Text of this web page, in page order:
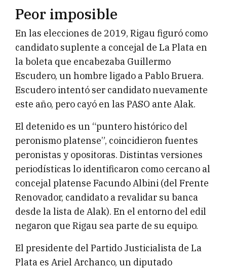
Peor imposible
En las elecciones de 2019, Rigau figuró como
candidato suplente a concejal de La Plata en
la boleta que encabezaba Guillermo
Escudero, un hombre ligado a Pablo Bruera.
Escudero intentó ser candidato nuevamente
este año, pero cayó en las PASO ante Alak.
El detenido es un “puntero histórico del
peronismo platense”, coincidieron fuentes
peronistas y opositoras. Distintas versiones
periodísticas lo identificaron como cercano al
concejal platense Facundo Albini (del Frente
Renovador, candidato a revalidar su banca
desde la lista de Alak). En el entorno del edil
negaron que Rigau sea parte de su equipo.
El presidente del Partido Justicialista de La
Plata es Ariel Archanco, un diputado